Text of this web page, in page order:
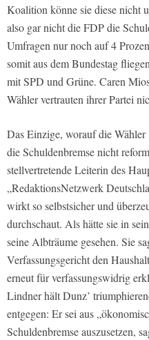
Koalition könne sie diese nicht
also gar nicht die FDP die
Umfragen nur noch auf 4
somit aus dem Bundestag
mit SPD und Grüne. Caren
Wähler vertrauten ihrer Partei
Das Einzige, worauf die
die Schuldenbremse nicht
stellvertretende Leiterin des
„RedaktionsNetzwerk
wirkt so selbstsicher und
durchschaut. Als hätte sie in
seine Albträume gesehen. Sie
Verfassungsgericht den
erneut für verfassungswidrig
Lindner hält Dunz’
entgegen: Er sei aus
Schuldenbremse auszusetzen,